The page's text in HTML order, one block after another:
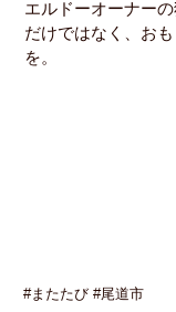
エルドーオーナー
だけではなく、お
を。
#またたび #尾道市